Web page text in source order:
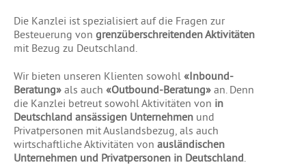
Die Kanzlei ist spezialisiert auf die Fragen zur
Besteuerung von grenzüberschreitenden Aktivitäten
mit Bezug zu Deutschland.
Wir bieten unseren Klienten sowohl «Inbound-
Beratung» als auch «Outbound-Beratung» an. Denn
die Kanzlei betreut sowohl Aktivitäten von in
Deutschland ansässigen Unternehmen und
Privatpersonen mit Auslandsbezug, als auch
wirtschaftliche Aktivitäten von ausländischen
Unternehmen und Privatpersonen in Deutschland